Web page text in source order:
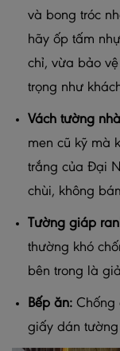
và bong tróc
hãy ốp tấm
chỉ, vừa bảo
trọng như
Vách tường
men cũ kỹ mà
trắng của Đại
chùi, không
Tường giáp
thường khó
bên trong là
Bếp ăn: Chống
giấy dán tường